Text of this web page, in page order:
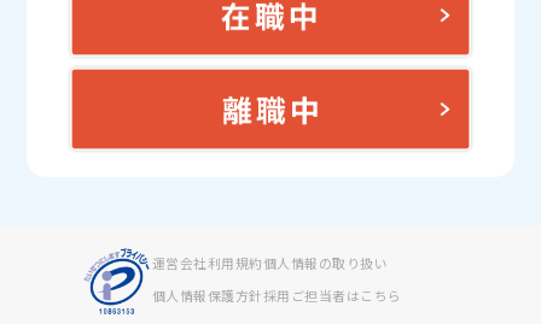
運営会社利用規約個人情報の取り扱い
個人情報保護方針採用ご担当者はこちら